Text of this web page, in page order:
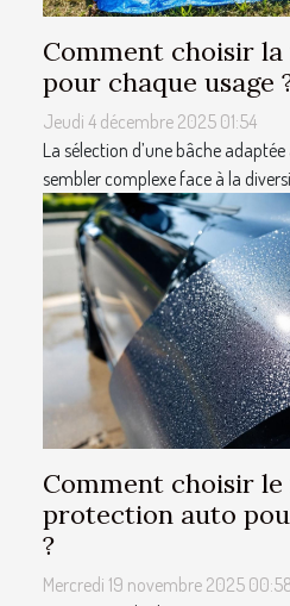
Comment choisir
pour chaque usage
Jeudi 4 décembre 2025 01:54
La sélection d’une bâche
sembler complexe face à la
Comment choisir
protection auto
?
Mercredi 19 novembre 2025